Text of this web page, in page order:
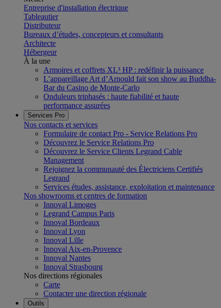
Entreprise d'installation électrique
Tableautier
Distributeur
Bureaux d’études, concepteurs et consultants
Architecte
Hébergeur
À la une
Armoires et coffrets XL³ HP : redéfinir la puissance
L’appareillage Art d’Arnould fait son show au Buddha-
Bar du Casino de Monte-Carlo
Onduleurs triphasés : haute fiabilité et haute
performance assurées
Services Pro
Nos contacts et services
Formulaire de contact Pro - Service Relations Pro
Découvrez le Service Relations Pro
Découvrez le Service Clients Legrand Cable
Management
Rejoignez la communauté des Électriciens Certifiés
Legrand
Services études, assistance, exploitation et maintenance
Nos showrooms et centres de formation
Innoval Limoges
Legrand Campus Paris
Innoval Bordeaux
Innoval Lyon
Innoval Lille
Innoval Aix-en-Provence
Innoval Nantes
Innoval Strasbourg
Nos directions régionales
Carte
Contacter une direction régionale
Outils